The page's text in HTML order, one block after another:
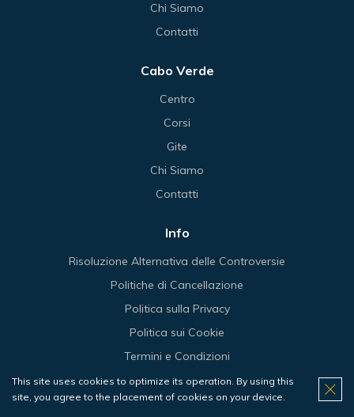
Chi Siamo
Contatti
Cabo Verde
Centro
Corsi
Gite
Chi Siamo
Contatti
Info
Risoluzione Alternativa delle Controversie
Politiche di Cancellazione
Politica sulla Privacy
Politica sui Cookie
Termini e Condizioni
This site uses cookies to optimize its operation. By using this
site, you agree to the placement of cookies on your device.